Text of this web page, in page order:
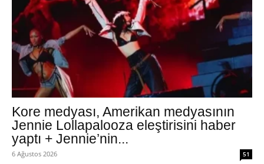
Kore medyası, Amerikan medyasının
Jennie Lollapalooza eleştirisini haber
yaptı + Jennie’nin...
6 Ağustos 2026 51